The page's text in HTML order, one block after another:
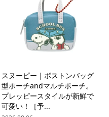
スヌーピー｜ボストンバッグ
型ポーチandマルチポーチ。
プレッピースタイルが新鮮で
可愛い！［予...